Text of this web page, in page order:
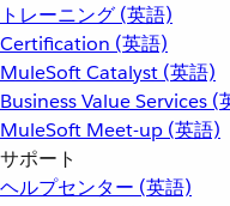
トレーニング (英語)
Certification (英語)
MuleSoft Catalyst (英語)
Business Value Services (
MuleSoft Meet-up (英語)
サポート
ヘルプセンター (英語)